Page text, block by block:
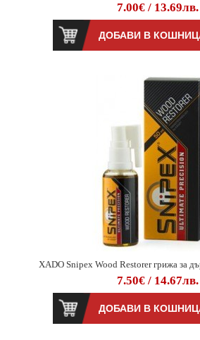
7.00€ / 13.69лв.
XADO Snipex Wood Restorer грижа за
7.50€ / 14.67лв.